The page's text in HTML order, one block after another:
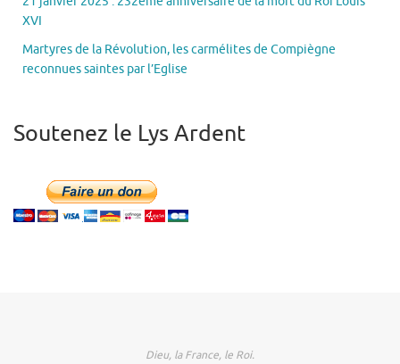
XVI
Martyres de la Révolution, les carmélites de Compiègne
reconnues saintes par l’Eglise
Soutenez le Lys Ardent
Dieu, la France, le Roi.